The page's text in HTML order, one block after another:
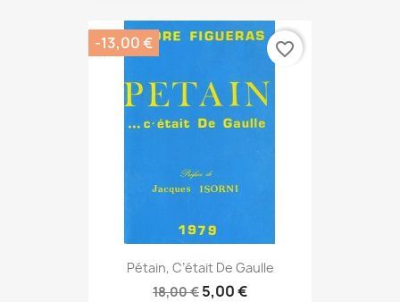
Pétain, C’était De Gaulle
18,00 € 5,00 €
-13,00 € favorite_border